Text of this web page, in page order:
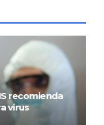
recomienda
virus